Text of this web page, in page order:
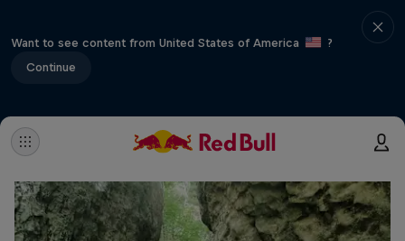
Want to see content from United States of America
?
Continue